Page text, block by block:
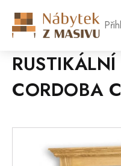
obsah
CORDOBA